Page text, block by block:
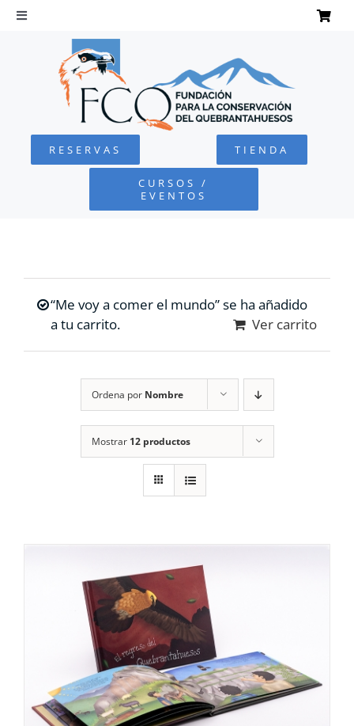
Saltar
Toggle
Navigation
QUEBRANTAHUESOS
FUNDACIÓN
RESERVAS TIENDA
CURSOS /
EVENTOS
“Me voy a comer el mundo” se ha añadido
a tu carrito.
Ver carrito
Ordena por Nombre
Mostrar 12 productos